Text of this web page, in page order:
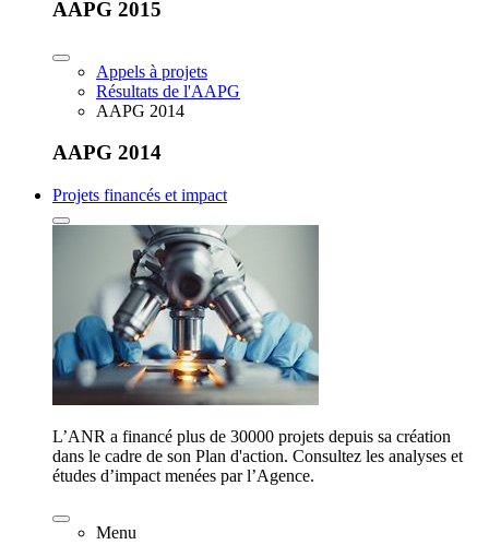
AAPG 2015
Appels à projets
Résultats de l'AAPG
AAPG 2014
AAPG 2014
Projets financés et impact
L’ANR a financé plus de 30000 projets depuis sa création
dans le cadre de son Plan d'action. Consultez les analyses et
études d’impact menées par l’Agence.
Menu